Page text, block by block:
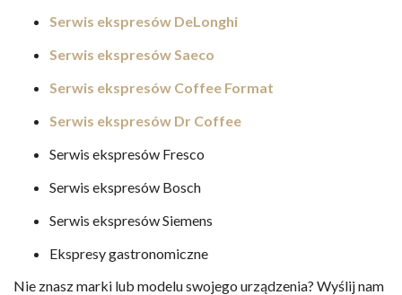
Serwis ekspresów DeLonghi
Serwis ekspresów Saeco
Serwis ekspresów Coffee Format
Serwis ekspresów Dr Coffee
Serwis ekspresów Fresco
Serwis ekspresów Bosch
Serwis ekspresów Siemens
Ekspresy gastronomiczne
Nie znasz marki lub modelu swojego urządzenia? Wyślij nam